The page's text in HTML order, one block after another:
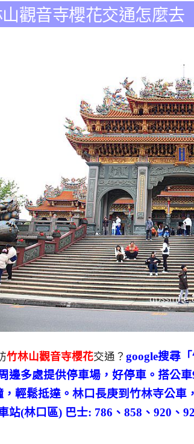
觀音寺櫻花交通怎麼去
竹林山觀音寺櫻花交通？ google搜尋
邊多處提供停車場，好停車。搭公
，輕鬆抵達。林口長庚到竹林寺公車
站(林口區) 巴士: 786、858、920、